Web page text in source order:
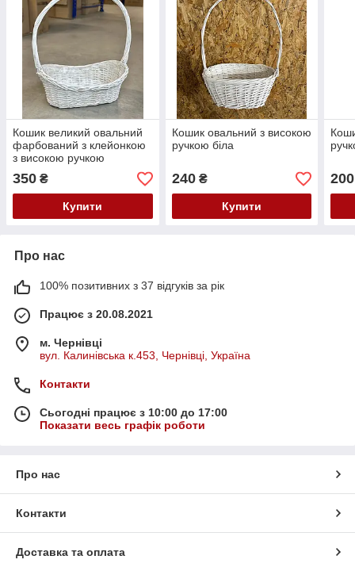
Кошик великий овальний
фарбований з клейонкою
з високою ручкою
350 ₴
Купити
Кошик овальний з високою
ручкою біла
240₴
Купити
200
Про нас
100% позитивних з 37 відгуків за рік
Працює з 20.08.2021
м. Чернівці
вул. Калинівська к.453, Чернівці, Україна
Контакти
Сьогодні працює з 10:00 до 17:00
Показати весь графік роботи
Про нас
Контакти
Доставка та оплата